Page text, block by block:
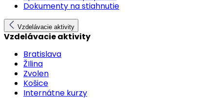
Dokumenty na stiahnutie
Vzdelávacie aktivity
Vzdelávacie aktivity
Bratislava
ŽIlina
Zvolen
Košice
Internátne kurzy